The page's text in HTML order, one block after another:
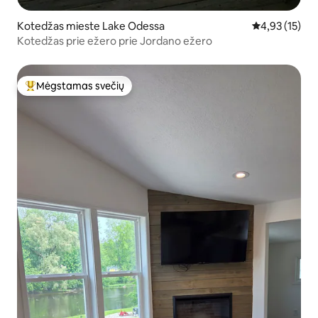
Kotedžas mieste Lake Odessa Vidutinis
4,93 (15)
Kotedžas prie ežero prie Jordano ežero
Svečių mėgstamiausias
Mėgstamas svečių